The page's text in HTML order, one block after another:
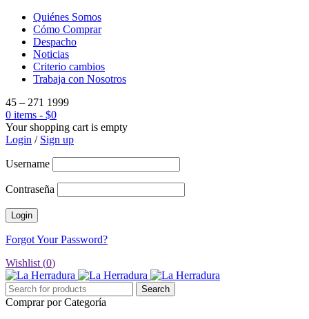
Quiénes Somos
Cómo Comprar
Despacho
Noticias
Criterio cambios
Trabaja con Nosotros
45 – 271 1999
0 items - $0
Your shopping cart is empty
Login / Sign up
Username
Contraseña
Forgot Your Password?
Wishlist (0)
Comprar por Categoría